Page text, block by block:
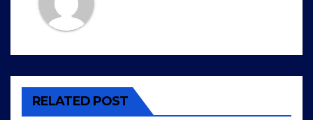
RELATED POST